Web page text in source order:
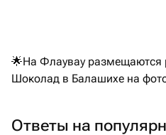
🌟На Флаувау размещаются
Шоколад в Балашихе на
Ответы на